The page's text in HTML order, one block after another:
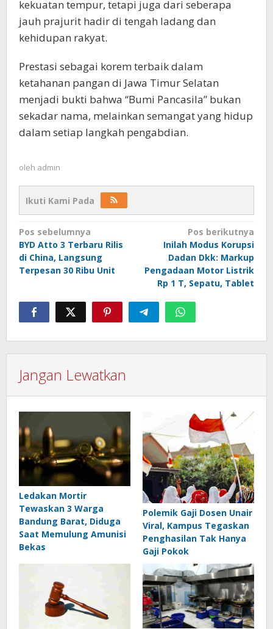
kekuatan tempur, tetapi juga dari seberapa
jauh prajurit hadir di tengah ladang dan
kehidupan rakyat.
Prestasi sebagai korem terbaik dalam
ketahanan pangan di Jawa Timur Selatan
menjadi bukti bahwa “Bumi Pancasila” bukan
sekadar nama, melainkan semangat yang hidup
dalam setiap langkah pengabdian.
oleh admin
Ikuti Kami Pada
Navigasi
pos
Pos sebelumnya
BYD Atto 3 Terbaru Rilis
di China, Langsung
Terpesan 30 Ribu Unit
Pos berikutnya
Inilah Modus Korupsi
Dadan Dkk: Markup
Pengadaan Motor Listrik
Rp 1 T, Sepatu, Tablet
Jangan Lewatkan
Ledakan Mortir
Tewaskan 3 Warga
Bandung Barat, Diduga
Saat Memulung Amunisi
Bekas
Polemik Gaji Dosen Unair
Viral, Kampus Tegaskan
Penghasilan Tak Hanya
Gaji Pokok